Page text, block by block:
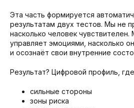
Эта часть формируется
результатам двух тестов. Мы не
насколько человек
управляет эмоциями, насколько
и осознаёт свои внутренние
Результат? Цифровой профиль,
сильные стороны
зоны риска